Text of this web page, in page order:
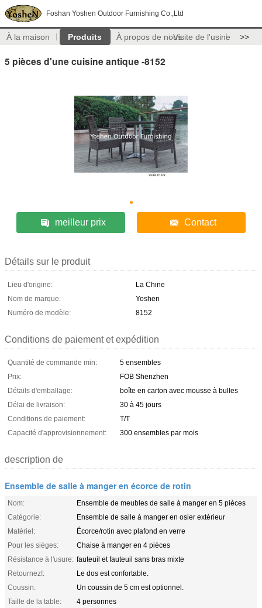
Foshan Yoshen Outdoor Furnishing Co.,Ltd
À la maison Produits À propos de nousVisite de l'usine >>
5 pièces d'une cuisine antique -8152
meilleur prix Contact
Détails sur le produit
Lieu d'origine:
La Chine
Nom de marque:
Yoshen
Numéro de modèle:
8152
Conditions de paiement et expédition
Quantité de commande min:
5 ensembles
Prix:
FOB Shenzhen
Détails d'emballage:
boîte en carton avec mousse à bulles
Délai de livraison:
30 à 45 jours
Conditions de paiement:
T/T
Capacité d'approvisionnement:
300 ensembles par mois
description de
Ensemble de salle à manger en écorce de rotin
Nom:
Ensemble de meubles de salle à manger en 5 pièces
Catégorie:
Ensemble de salle à manger en osier extérieur
Matériel:
Écorce/rotin avec plafond en verre
Pour les sièges:
Chaise à manger en 4 pièces
Résistance à l'usure: fauteuil et fauteuil sans bras mixte
Retournez!:
Le dos est confortable.
Coussin:
Un coussin de 5 cm est optionnel.
Taille de la table:
4 personnes